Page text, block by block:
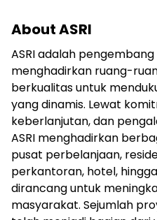
About ASRI
ASRI adalah
menghadirkan ruang-
berkualitas untuk
yang dinamis. Lewat
keberlanjutan, dan
ASRI menghadirkan
pusat perbelanjaan,
perkantoran, hotel,
dirancang untuk
masyarakat. Sejumlah